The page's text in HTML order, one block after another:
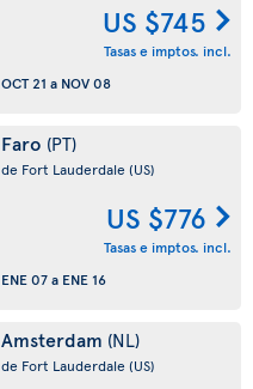
US $745
Tasas e imptos. incl.
OCT 21 a NOV 08
Faro (PT)
de Fort Lauderdale (US)
US $776
Tasas e imptos. incl.
ENE 07a ENE 16
Amsterdam (NL)
de Fort Lauderdale (US)